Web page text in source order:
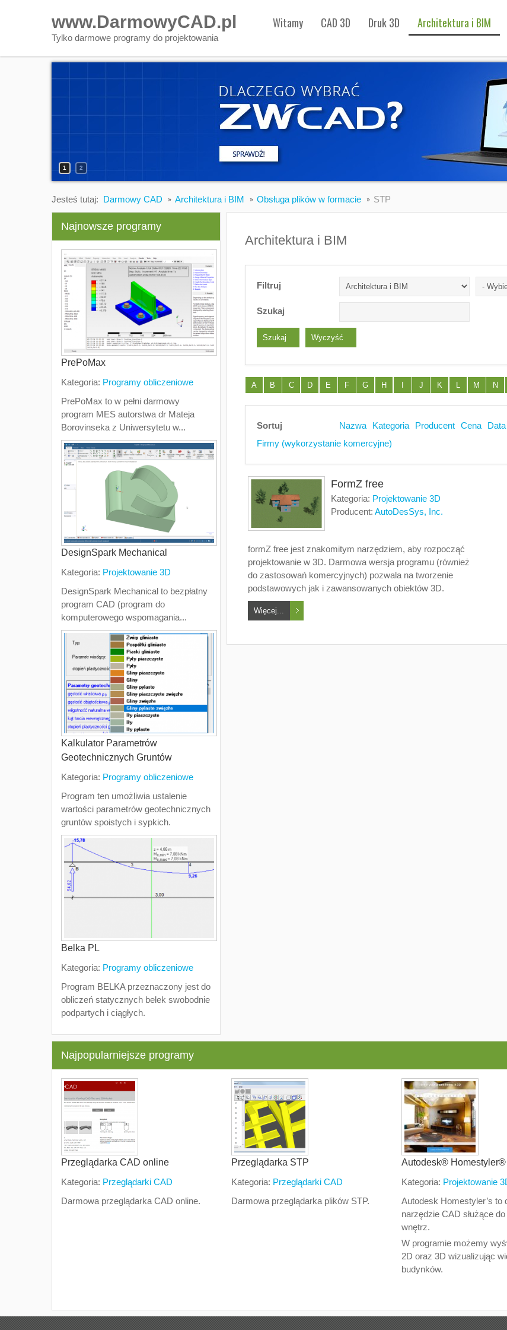
www.DarmowyCAD.pl
Tylko darmowe programy do projektowania
Witamy CAD 3D Druk 3D Architektura i BIM
1 2
Jesteś tutaj: Darmowy CAD Architektura i BIM Obsługa plików w formacie STP
Architektura i BIM
Filtruj
Szukaj
A B C D E F G H J K L M N
Sortuj Nazwa Kategoria Producent Cena Data
Firmy (wykorzystanie komercyjne)
FormZ free
Kategoria: Projektowanie 3D
Producent: AutoDesSys, Inc.
formZ free jest znakomitym narzędziem, aby rozpocząć
projektowanie w 3D. Darmowa wersja programu (również
do zastosowań komercyjnych) pozwala na tworzenie
podstawowych jak i zawansowanych obiektów 3D.
Więcej...
Najnowsze programy
PrePoMax
Kategoria: Programy obliczeniowe
PrePoMax to w pełni darmowy
program MES autorstwa dr Mateja
Borovinseka z Uniwersytetu w...
DesignSpark Mechanical
Kategoria: Projektowanie 3D
DesignSpark Mechanical to bezpłatny
program CAD (program do
komputerowego wspomagania...
Kalkulator Parametrów
Geotechnicznych Gruntów
Kategoria: Programy obliczeniowe
Program ten umożliwia ustalenie
wartości parametrów geotechnicznych
gruntów spoistych i sypkich.
Belka PL
Kategoria: Programy obliczeniowe
Program BELKA przeznaczony jest do
obliczeń statycznych belek swobodnie
podpartych i ciągłych.
Najpopularniejsze programy
Przeglądarka CAD online
Kategoria: Przeglądarki CAD
Darmowa przeglądarka CAD online.
Przeglądarka STP
Kategoria: Przeglądarki CAD
Darmowa przeglądarka plików STP.
Autodesk® Homestyler®
Kategoria: Projektowanie
Autodesk Homestyler’s to
narzędzie CAD służące
wnętrz.
W programie możemy
2D oraz 3D wizualizując
budynków.